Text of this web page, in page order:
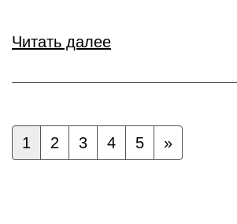
Читать далее
1 2 3 4 5 »